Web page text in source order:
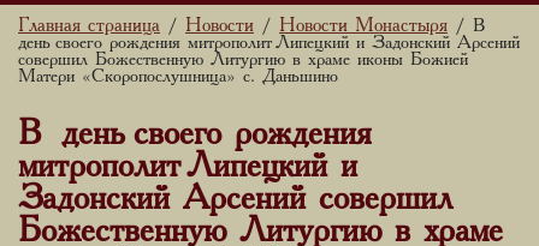
Главная страница / Новости / Новости Монастыря / В
день своего рождения митрополит Липецкий и Задонский Арсений
совершил Божественную Литургию в храме иконы Божией
Матери «Скоропослушница» с. Даньшино
В день своего рождения
митрополит Липецкий и
Задонский Арсений совершил
Божественную Литургию в храме